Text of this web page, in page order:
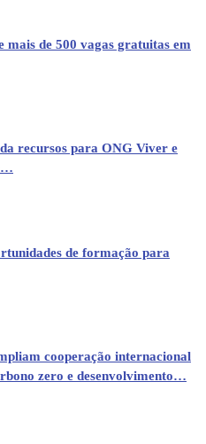
mais de 500 vagas gratuitas em
recursos para ONG Viver e
de formação para
cooperação internacional
zero e desenvolvimento…